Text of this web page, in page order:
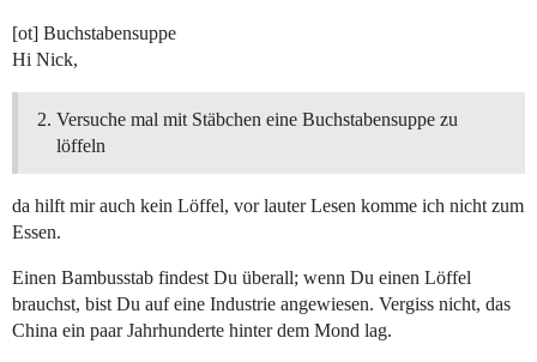
[ot] Buchstabensuppe
Hi Nick,
Versuche mal mit Stäbchen eine Buchstabensuppe zu
löffeln
da hilft mir auch kein Löffel, vor lauter Lesen komme ich nicht zum
Essen.
Einen Bambusstab findest Du überall; wenn Du einen Löffel
brauchst, bist Du auf eine Industrie angewiesen. Vergiss nicht, das
China ein paar Jahrhunderte hinter dem Mond lag.